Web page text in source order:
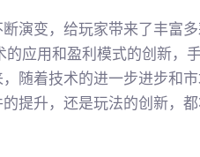
演变，给玩家带来了丰富
的应用和盈利模式的创新，
随着技术的进一步进步和
提升，还是玩法的创新，